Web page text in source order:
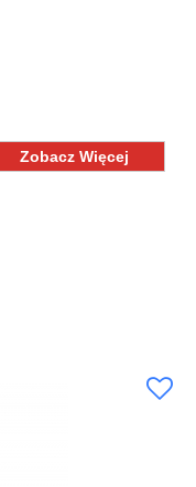
Zobacz Więcej